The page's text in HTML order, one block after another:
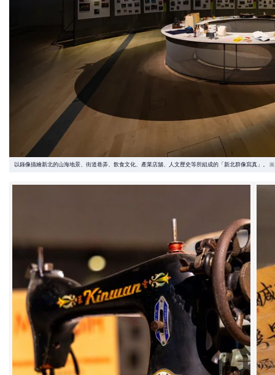
以錄像描繪新北的山海地景、街道巷弄、飲食文化、產業店舖、人文歷史等所組成的「新北群像寫真」。